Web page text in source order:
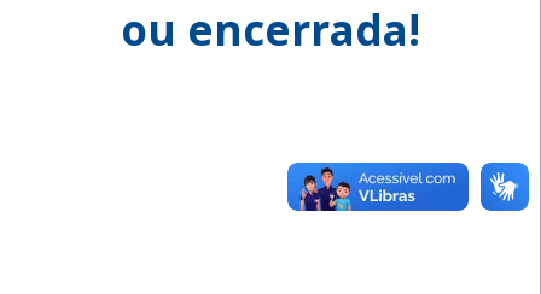
ou encerrada!